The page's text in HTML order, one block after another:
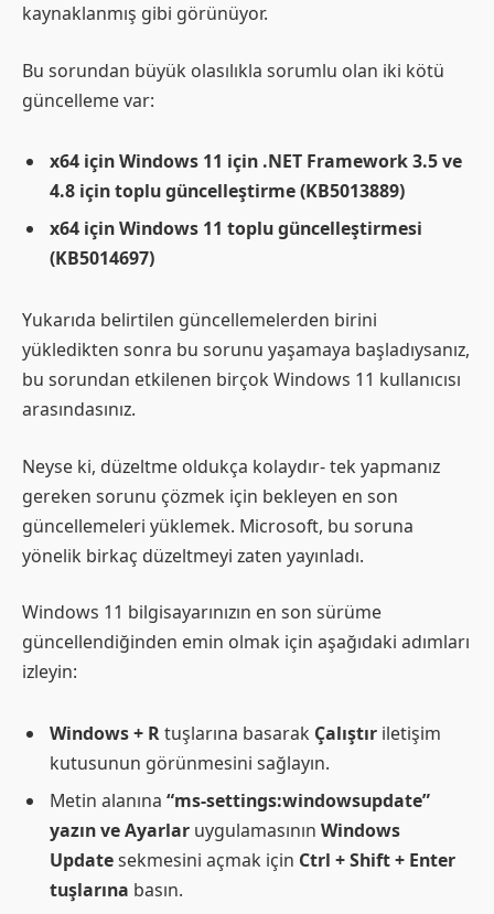
kaynaklanmış gibi görünüyor.
Bu sorundan büyük olasılıkla sorumlu olan iki kötü
güncelleme var:
x64 için Windows 11 için .NET Framework 3.5 ve
4.8 için toplu güncelleştirme (KB5013889)
x64 için Windows 11 toplu güncelleştirmesi
(KB5014697)
Yukarıda belirtilen güncellemelerden birini
yükledikten sonra bu sorunu yaşamaya başladıysanız,
bu sorundan etkilenen birçok Windows 11 kullanıcısı
arasındasınız.
Neyse ki, düzeltme oldukça kolaydır- tek yapmanız
gereken sorunu çözmek için bekleyen en son
güncellemeleri yüklemek. Microsoft, bu soruna
yönelik birkaç düzeltmeyi zaten yayınladı.
Windows 11 bilgisayarınızın en son sürüme
güncellendiğinden emin olmak için aşağıdaki adımları
izleyin:
Windows + Rtuşlarına basarak Çalıştır iletişim
kutusunun görünmesini sağlayın.
Metin alanına “ms-settings:windowsupdate”
yazın ve Ayarlar uygulamasının Windows
Updatesekmesini açmak için Ctrl + Shift + Enter
tuşlarına basın.